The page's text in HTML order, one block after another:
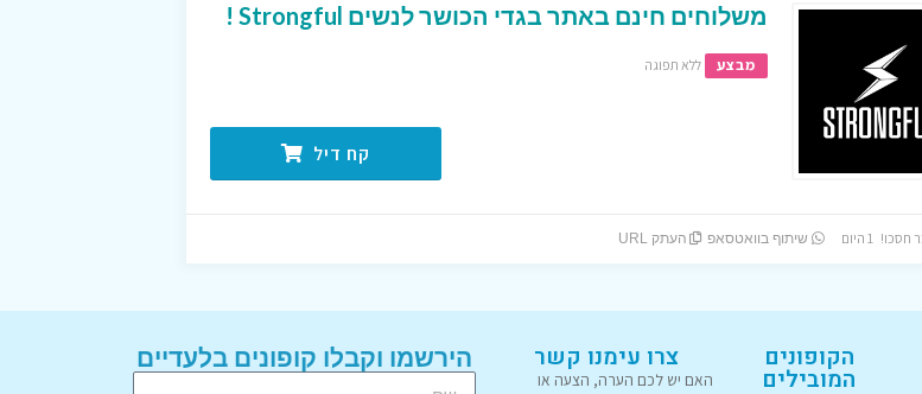
משלוחים חינם באתר בגדי הכושר לנשים Strongful !
מבצע ללא תפוגה
קח דיל
שיתוף בוואטסאפ העתק URL
הקופונים
המובילים
צרו עימנו קשר
האם יש לכם הערה, הצעה או
הירשמו וקבלו קופונים בלעדיים